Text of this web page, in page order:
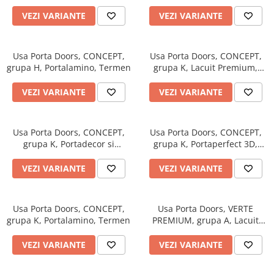
VEZI VARIANTE
VEZI VARIANTE
Usa Porta Doors, CONCEPT,
grupa H, Portalamino, Termen
VEZI VARIANTE
Usa Porta Doors, CONCEPT,
grupa K, Lacuit Premium,
VEZI VARIANTE
Usa Porta Doors, CONCEPT,
grupa K, Portadecor si
VEZI VARIANTE
Usa Porta Doors, CONCEPT,
grupa K, Portaperfect 3D,
VEZI VARIANTE
Usa Porta Doors, CONCEPT,
grupa K, Portalamino, Termen
VEZI VARIANTE
Usa Porta Doors, VERTE
PREMIUM, grupa A, Lacuit
VEZI VARIANTE